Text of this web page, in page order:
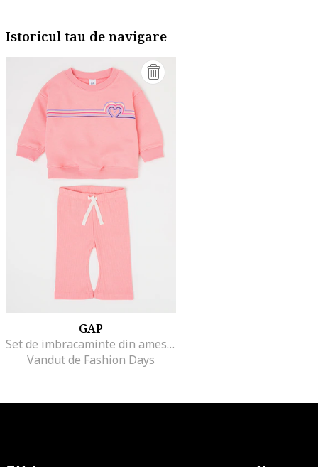
Istoricul tau de navigare
GAP
Set de imbracaminte din amestec de bumbac - 2 piese
Vandut de Fashion Days